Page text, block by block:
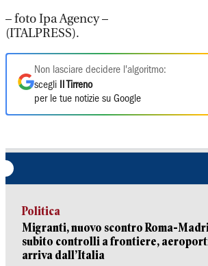
– foto Ipa Agency –
(ITALPRESS).
Non lasciare decidere l'algoritmo:
scegli
Il Tirreno
per le tue notizie su Google
Politica
Migranti, nuovo scontro Roma-
subito controlli a frontiere,
arriva dall’Italia